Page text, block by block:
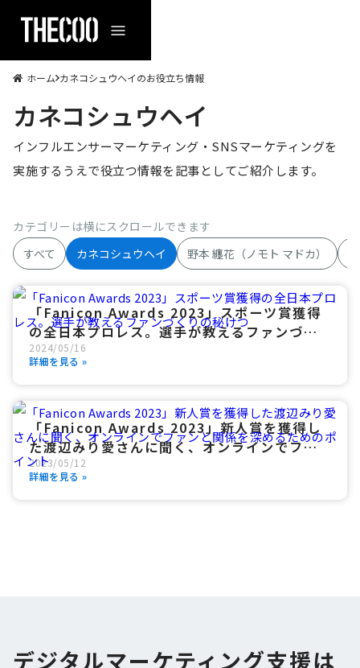
ホーム カネコシュウヘイのお役立ち情報
カネコシュウヘイ
インフルエンサーマーケティング・SNSマーケティングを
実施するうえで役立つ情報を記事としてご紹介します。
カテゴリーは横にスクロールできます
すべて
カネコシュウヘイ 野本 纏花（ノモト マドカ）
「Fanicon Awards 2023」スポーツ賞獲得
の全日本プロレス。選手が教えるファンづく
りの秘けつ
2024/05/16
詳細を見る »
「Fanicon Awards 2023」新人賞を獲得し
た渡辺みり愛さんに聞く、オンラインでファ
ンと関係を深めるためのポイント
2023/05/12
詳細を見る »
デジタルマーケティング支援は